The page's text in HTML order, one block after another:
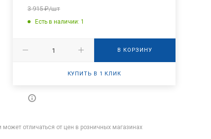
3 915₽/шт
Есть в наличии: 1
В КОРЗИНУ
КУПИТЬ В 1 КЛИК
отличаться от цен в розничных магазинах